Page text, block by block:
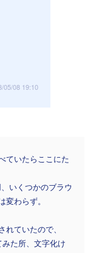
05/08 19:10
ていたらここにた
いくつかのブラウ
わらず。
ていたので、
た所、文字化け